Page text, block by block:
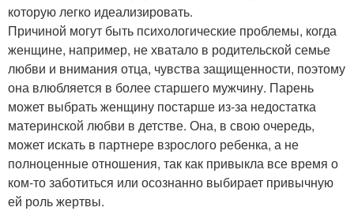
которую легко идеализировать.
Причиной могут быть психологические проблемы, когда
женщине, например, не хватало в родительской семье
любви и внимания отца, чувства защищенности, поэтому
она влюбляется в более старшего мужчину. Парень
может выбрать женщину постарше из-за недостатка
материнской любви в детстве. Она, в свою очередь,
может искать в партнере взрослого ребенка, а не
полноценные отношения, так как привыкла все время о
ком-то заботиться или осознанно выбирает привычную
ей роль жертвы.